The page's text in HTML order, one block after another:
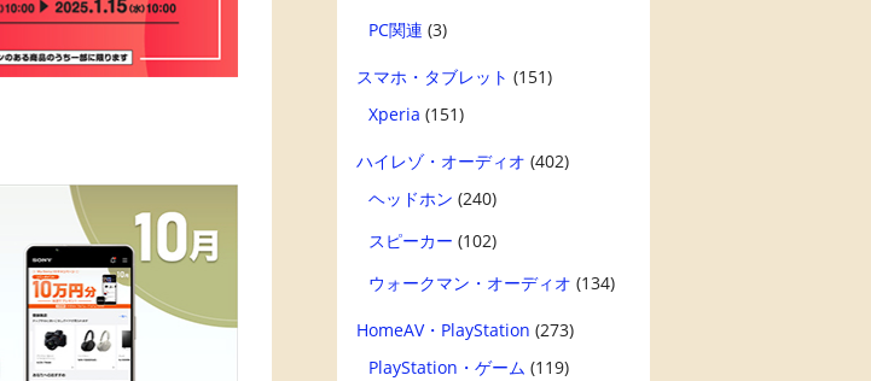
PC関連 (3)
スマホ・タブレット (151)
Xperia (151)
ハイレゾ・オーディオ (402)
ヘッドホン (240)
スピーカー (102)
ウォークマン・オーディオ (134)
HomeAV・PlayStation (273)
PlayStation・ゲーム (119)